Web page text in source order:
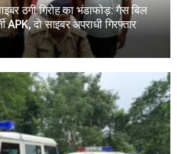
ठगी गिरोह का भंडाफोड़: गैस बिल
दो साइबर अपराधी गिरफ्तार